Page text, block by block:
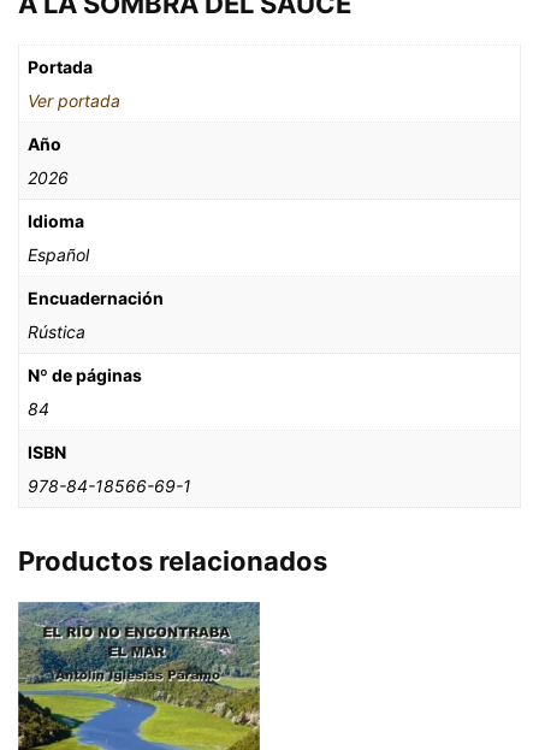
Portada
Ver portada
Año
2026
Idioma
Español
Encuadernación
Rústica
Nº de páginas
84
ISBN
978-84-18566-69-1
Productos relacionados